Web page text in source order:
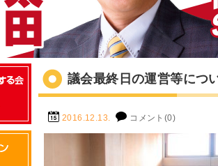
議会最終日の運営等につ
2016.12.13. コメント(0)